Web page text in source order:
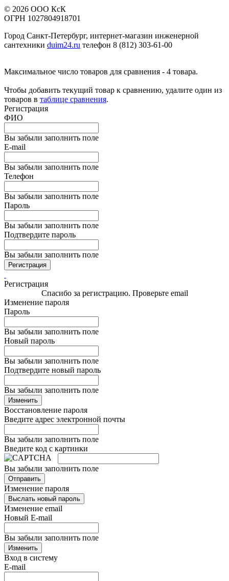
© 2026 ООО КсК
ОГРН 1027804918701
Город Санкт-Петербург, интернет-магазин инженерной
сантехники duim24.ru телефон 8 (812) 303-61-00
Максимальное число товаров для сравнения - 4 товара.
Чтобы добавить текущий товар к сравнению, удалите один из
товаров в таблице сравнения.
Регистрация
ФИО
Вы забыли заполнить поле
E-mail
Вы забыли заполнить поле
Телефон
Вы забыли заполнить поле
Пароль
Вы забыли заполнить поле
Подтвердите пароль
Вы забыли заполнить поле
Регистрация
Регистрация
Спасибо за регистрацию. Проверьте email
Изменение пароля
Пароль
Вы забыли заполнить поле
Новый пароль
Вы забыли заполнить поле
Подтвердите новый пароль
Вы забыли заполнить поле
Изменить
Восстановление пароля
Введите адрес электронной почты
Вы забыли заполнить поле
Введите код с картинки
Вы забыли заполнить поле
Отправить
Изменение пароля
Выслать новый пароль
Изменение email
Новый E-mail
Вы забыли заполнить поле
Изменить
Вход в систему
E-mail